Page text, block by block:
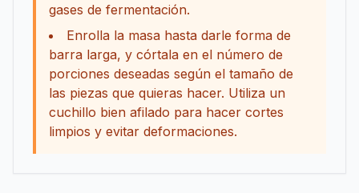
gases de fermentación.
Enrolla la masa hasta darle forma de
barra larga, y córtala en el número de
porciones deseadas según el tamaño de
las piezas que quieras hacer. Utiliza un
cuchillo bien afilado para hacer cortes
limpios y evitar deformaciones.